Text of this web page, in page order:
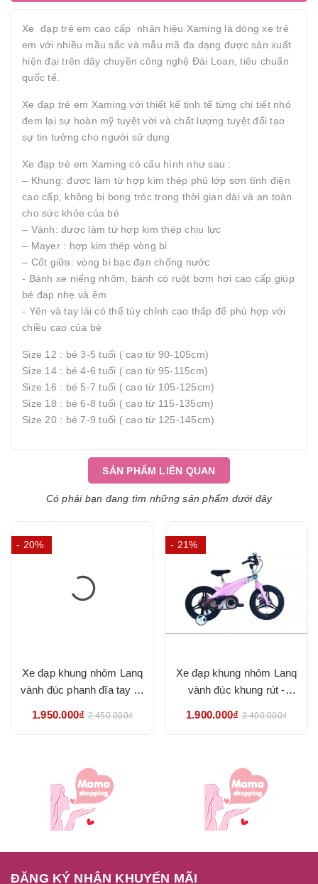
Xe đạp trẻ em cao cấp nhãn hiệu Xaming là dòng xe trẻ
em với nhiều mầu sắc và mẫu mã đa dạng được sản xuất
hiện đại trên dây chuyền công nghệ Đài Loan, tiêu chuẩn
quốc tế.
Xe đạp trẻ em Xaming với thiết kế tinh tế từng chi tiết nhỏ
đem lại sự hoàn mỹ tuyệt vời và chất lượng tuyệt đối tạo
sự tin tưởng cho người sử dụng
Xe đạp trẻ em Xaming có cấu hình như sau :
– Khung: được làm từ hợp kim thép phủ lớp sơn tĩnh điện
cao cấp, không bị bong tróc trong thời gian dài và an toàn
cho sức khỏe của bé
– Vành: được làm từ hợp kim thép chịu lực
– Mayer : hợp kim thép vòng bi
– Cốt giữa: vòng bi bạc đạn chống nước
- Bánh xe niếng nhôm, bánh có ruột bơm hơi cao cấp giúp
bé đạp nhẹ và êm
- Yên và tay lái có thể tùy chỉnh cao thấp để phù hợp với
chiều cao của bé
Size 12 : bé 3-5 tuổi ( cao từ 90-105cm)
Size 14 : bé 4-6 tuổi ( cao từ 95-115cm)
Size 16 : bé 5-7 tuổi ( cao từ 105-125cm)
Size 18 : bé 6-8 tuổi ( cao từ 115-135cm)
Size 20 : bé 7-9 tuổi ( cao từ 125-145cm)
SẢN PHẨM LIÊN QUAN
Có phải bạn đang tìm những sản phẩm dưới đây
- 20%
Xe đạp khung nhôm Lanq
vành đúc phanh đĩa tay lái
1.950.000₫ 2.450.000₫
- 21%
Xe đạp khung nhôm Lanq
vành đúc khung rút -
1.900.000₫ 2.400.000₫
ĐĂNG KÝ NHẬN KHUYẾN MÃI